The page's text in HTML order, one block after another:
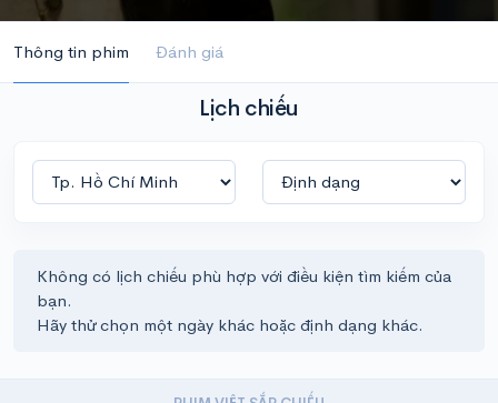
Thông tin phim Đánh giá
Lịch chiếu
Không có lịch chiếu phù hợp với điều kiện tìm kiếm của
bạn.
Hãy thử chọn một ngày khác hoặc định dạng khác.